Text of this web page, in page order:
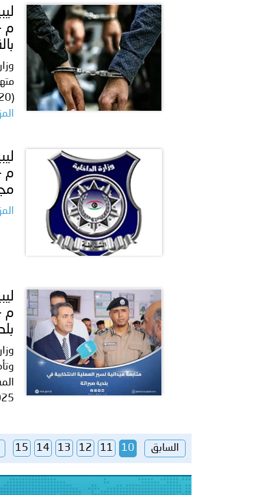
م
(20 عاماً)، يعمل في قطاع خاص ويسكن صبر. وأفاد في البل...
م
م
السابق 10
11
12
13
14
15